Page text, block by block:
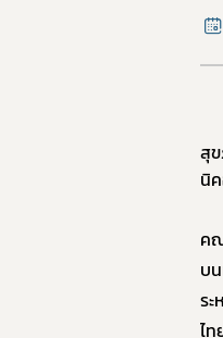
สุ
นิ
ค
บ
ร
ไ